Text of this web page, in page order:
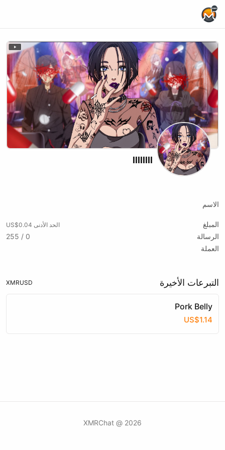
llllllll
الاسم
المبلغ الحد الأدنى US$0.04
الرسالة
0 / 255
العملة
التبرعات الأخيرة USD
XMR
Pork Belly
US$1.14
2026 @ XMRChat